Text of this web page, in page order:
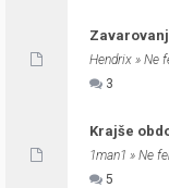
Hendrix » Ne
3
Krajše
1man1 » Ne
5